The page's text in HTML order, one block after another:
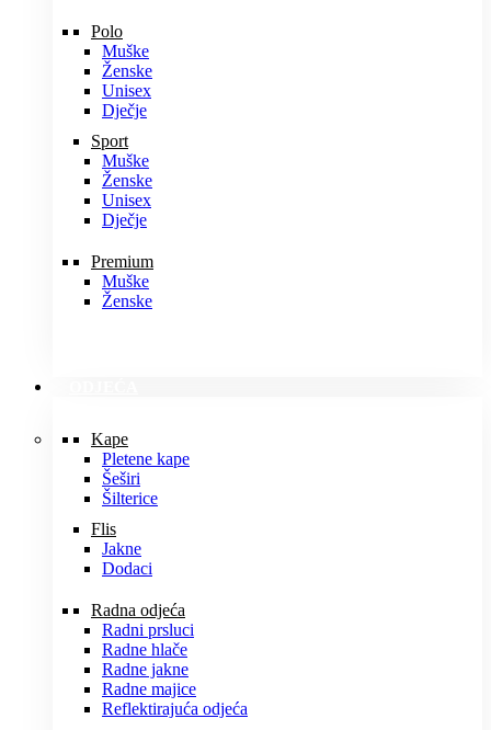
Polo
Muške
Ženske
Unisex
Dječje
Sport
Muške
Ženske
Unisex
Dječje
Premium
Muške
Ženske
Kape
Pletene kape
Šeširi
Šilterice
Flis
Jakne
Dodaci
Radna odjeća
Radni prsluci
Radne hlače
Radne jakne
Radne majice
Reflektirajuća odjeća